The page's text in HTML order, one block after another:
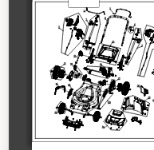
Sidebar